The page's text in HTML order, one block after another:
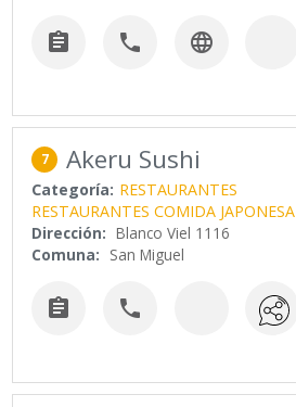
  
7 Akeru Sushi
Categoría: RESTAURANTES
RESTAURANTES COMIDA JAPONESA
Dirección: Blanco Viel 1116
Comuna: San Miguel
 